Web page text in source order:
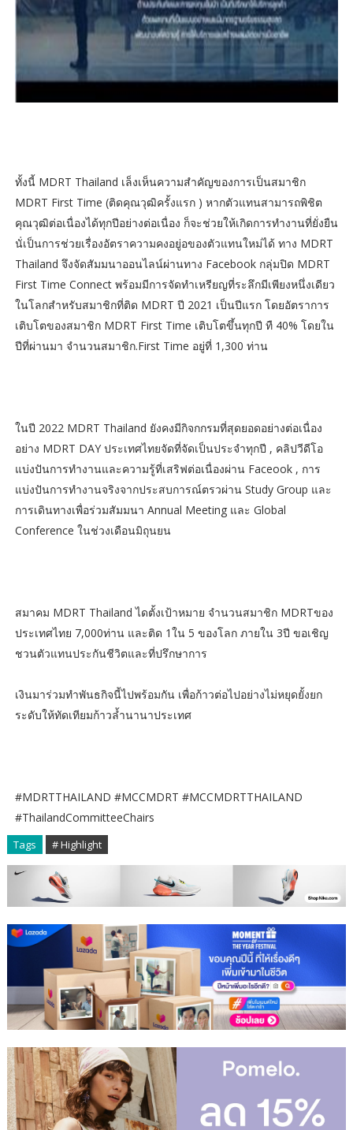
ทั้งนี้ MDRT Thailand เล็งเห็นความสำคัญของการเป็นสมาชิก
MDRT First Time (ติดคุณวุฒิครั้งแรก ) หากตัวแทนสามารถพิชิต
คุณวุฒิต่อเนื่องได้ทุกปีอย่างต่อเนื่อง ก็จะช่วยให้เกิดการทำงานที่ยั่งยืน
นั่เป็นการช่วยเรื่องอัตราความคงอยู่อของตัวแทนใหม่ได้ ทาง MDRT
Thailand จึงจัดสัมมนาออนไลน์ผ่านทาง Facebook กลุ่มปิด MDRT
First Time Connect พร้อมมีการจัดทำเหรียญที่ระลึกมีเพียงหนึ่งเดียว
ในโลกสำหรับสมาชิกที่ติด MDRT ปี 2021 เป็นปีแรก โดยอัตราการ
เติบโตของสมาชิก MDRT First Time เติบโตขึ้นทุกปี ทื 40% โดยใน
ปีที่ผ่านมา จำนวนสมาชิก.First Time อยู่ที่ 1,300 ท่าน
ในปี 2022 MDRT Thailand ยังคงมีกิจกกรมที่สุดยอดอย่างต่อเนื่อง
อย่าง MDRT DAY ประเทศไทยจัดที่จัดเป็นประจำทุกปี , คลิปวีดีโอ
แบ่งปันการทำงานและความรู้ที่เสริฟต่อเนื่องผ่าน Faceook , การ
แบ่งปันการทำงานจริงจากประสบการณ์ตรวผ่าน Study Group และ
การเดินทางเพื่อร่วมสัมมนา Annual Meeting และ Global
Conference ในช่วงเดือนมิถุนยน
สมาคม MDRT Thailand ไดตั้งเป้าหมาย จำนวนสมาชิก MDRTของ
ประเทศไทย 7,000ท่าน และติด 1ใน 5 ของโลก ภายใน 3ปี ขอเชิญ
ชวนตัวแทนประกันชีวิตและที่ปรึกษาการ
เงินมาร่วมทำพันธกิจนี้ไปพร้อมกัน เพื่อก้าวต่อไปอย่างไม่หยุดยั้งยก
ระดับให้ทัดเทียมก้าวล้ำนานาประเทศ
#MDRTTHAILAND #MCCMDRT #MCCMDRTTHAILAND
#ThailandCommitteeChairs
Tags # Highlight